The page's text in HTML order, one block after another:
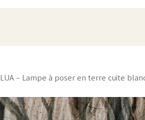
LUA - Lampe à poser en terre cuite